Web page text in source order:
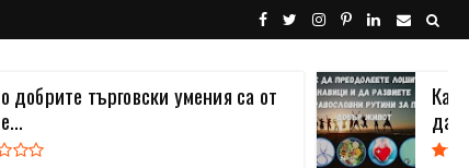
добрите търговски умения са от
Как
да